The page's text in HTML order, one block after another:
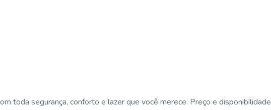
toda segurança, conforto e lazer que você merece. Preço e disponibilidade